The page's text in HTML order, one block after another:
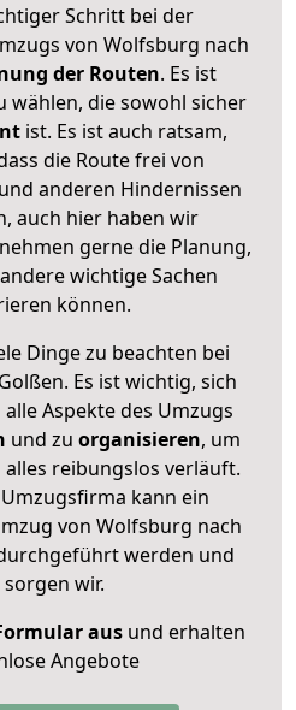
Schritt bei der
von Wolfsburg nach
der Routen. Es ist
wählen, die sowohl sicher
ist. Es ist auch ratsam,
die Route frei von
anderen Hindernissen
auch hier haben wir
gerne die Planung,
wichtige Sachen
können.
Dinge zu beachten bei
Es ist wichtig, sich
Aspekte des Umzugs
und zu organisieren, um
reibungslos verläuft.
kann ein
von Wolfsburg nach
werden und
wir.
ausund erhalten
Angebote